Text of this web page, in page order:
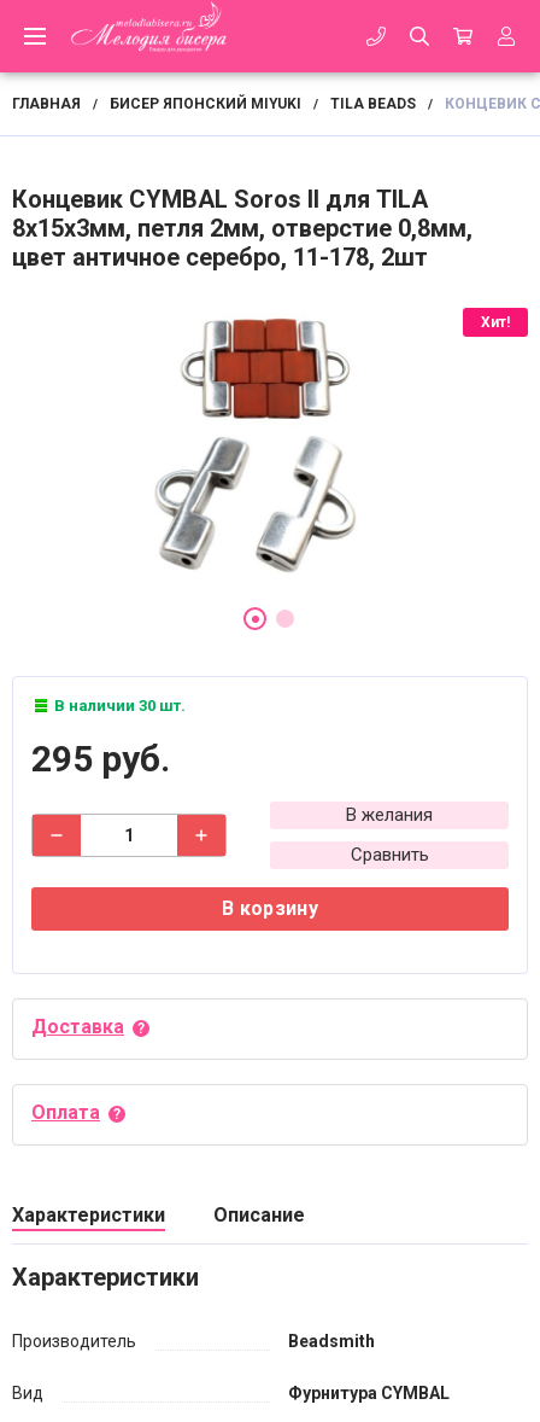
ГЛАВНАЯ / БИСЕР ЯПОНСКИЙ MIYUKI / TILA BEADS / КОНЦЕВИК
Концевик CYMBAL Soros II для TILA
8х15х3мм, петля 2мм, отверстие 0,8мм,
цвет античное серебро, 11-178, 2шт
Хит!
В наличии 30 шт.
295 руб.
В желания
Сравнить
В корзину
Доставка
Оплата
Характеристики Описание
Характеристики
Производитель Beadsmith
Вид Фурнитура CYMBAL